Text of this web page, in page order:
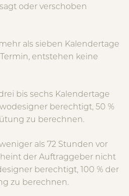
oder verschoben
als sieben Kalendertage
entstehen keine
bis sechs Kalendertage
berechtigt, 50 %
zu berechnen.
als 72 Stunden vor
der Auftraggeber nicht
berechtigt, 100 % der
zu berechnen.